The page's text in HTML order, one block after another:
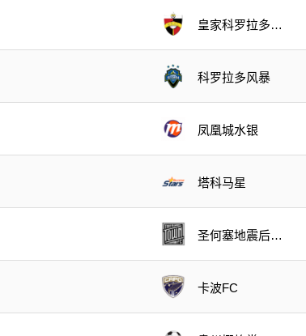
皇家科罗拉多狐
科罗拉多风暴
凤凰城水银
塔科马星
圣何塞地震后备
卡波FC